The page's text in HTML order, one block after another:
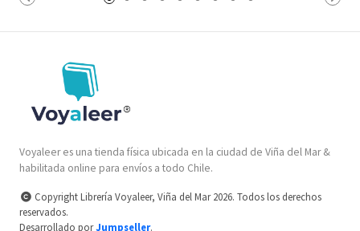
Voyaleer es una tienda física ubicada en la ciudad de Viña del Mar &
habilitada online para envíos a todo Chile.
Copyright Librería Voyaleer, Viña del Mar 2026. Todos los derechos
reservados.
Desarrollado porJumpseller.